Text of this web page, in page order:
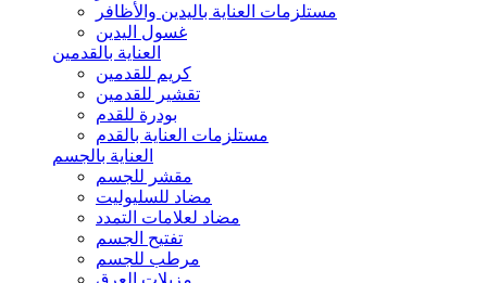
مستلزمات العناية باليدين والأظافر
غسول اليدين
العناية بالقدمين
كريم للقدمين
تقشير للقدمين
بودرة للقدم
مستلزمات العناية بالقدم
العناية بالجسم
مقشر للجسم
مضاد للسليوليت
مضاد لعلامات التمدد
تفتيح الجسم
مرطب للجسم
مزيلات العرق